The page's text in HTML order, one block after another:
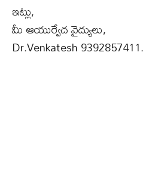
ఇట్లు,
మీ ఆయుర్వేద వైద్యులు,
Dr.Venkatesh 9392857411.